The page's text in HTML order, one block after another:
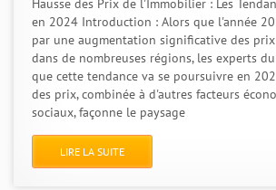
Hausse des Prix de l'Immobilier : Les
en 2024 Introduction : Alors que l'année
par une augmentation significative des
dans de nombreuses régions, les experts
que cette tendance va se poursuivre en
des prix, combinée à d'autres facteurs
sociaux, façonne le paysage
LIRE LA SUITE